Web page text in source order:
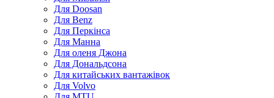
Для Doosan
Для Benz
Для Перкінса
Для Манна
Для оленя Джона
Для Дональдсона
Для китайських вантажівок
Для Volvo